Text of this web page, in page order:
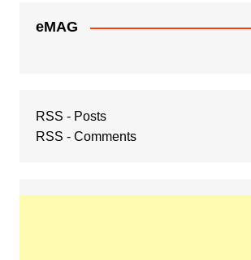
eMAG
RSS - Posts
RSS - Comments